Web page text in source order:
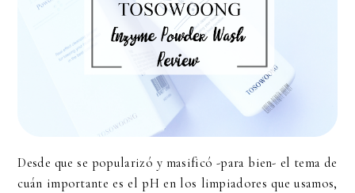
Desde que se popularizó y masificó -para bien- el tema de
cuán importante es el pH en los limpiadores que usamos,